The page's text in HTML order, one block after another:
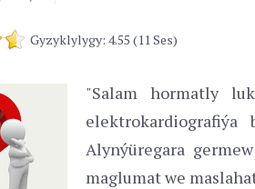
Gyzyklylygy: 4.55 (11 Ses)
"Salam hormatly
Alynýüregara
maglumat we